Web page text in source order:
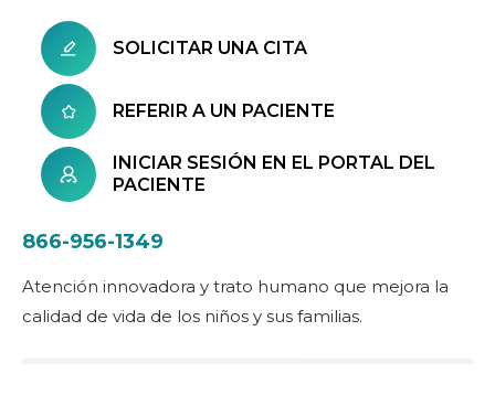
SOLICITAR UNA CITA
REFERIR A UN PACIENTE
INICIAR SESIÓN EN EL PORTAL DEL
PACIENTE
866-956-1349
Atención innovadora y trato humano que mejora la
calidad de vida de los niños y sus familias.